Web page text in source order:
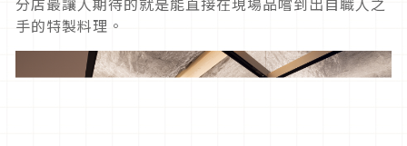
手的特製料理。